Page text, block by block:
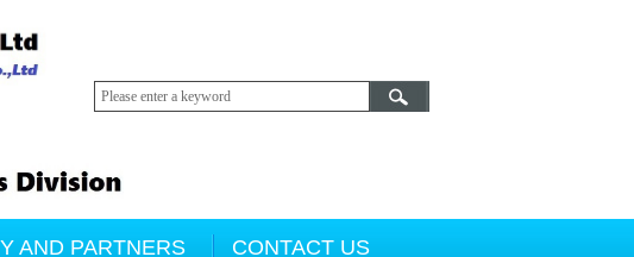
AND PARTNERS CONTACT US